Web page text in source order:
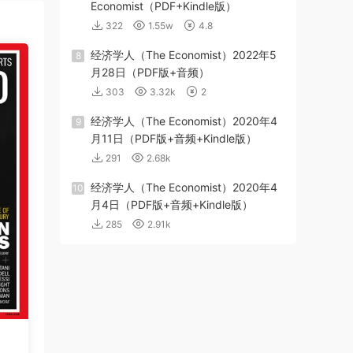
Economist（PDF+Kindle版）
322 1.55w 4.8
8
经济学人（The Economist）2022年5
月28日（PDF版+音频）
303 3.32k 2
9
经济学人（The Economist）2020年4
月11日（PDF版+音频+Kindle版）
291 2.68k
10
经济学人（The Economist）2020年4
月4日（PDF版+音频+Kindle版）
285 2.91k